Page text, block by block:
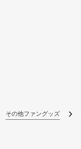
その他ファングッズ